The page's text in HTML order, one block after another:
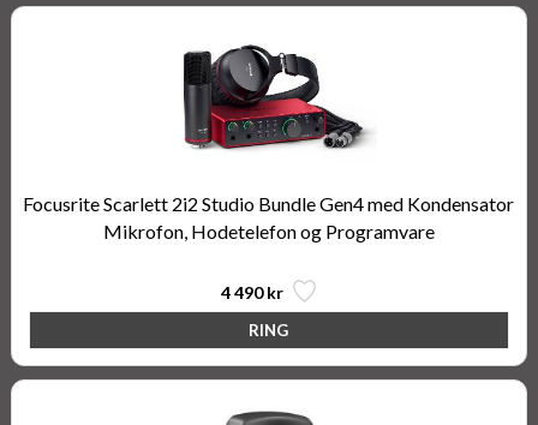
Focusrite Scarlett 2i2 Studio Bundle Gen4 med Kondensator
Mikrofon, Hodetelefon og Programvare
4 490 kr